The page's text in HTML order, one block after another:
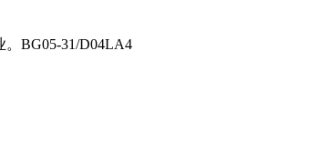
BG05-31/D04LA4